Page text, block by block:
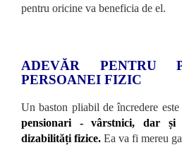
pentru oricine va beneficia de el.
ADEVĂR PENTRU
PERSOANEI FIZIC
Un baston pliabil de încredere
pensionari - vârstnici, dar și
dizabilități fizice. Ea va fi mereu